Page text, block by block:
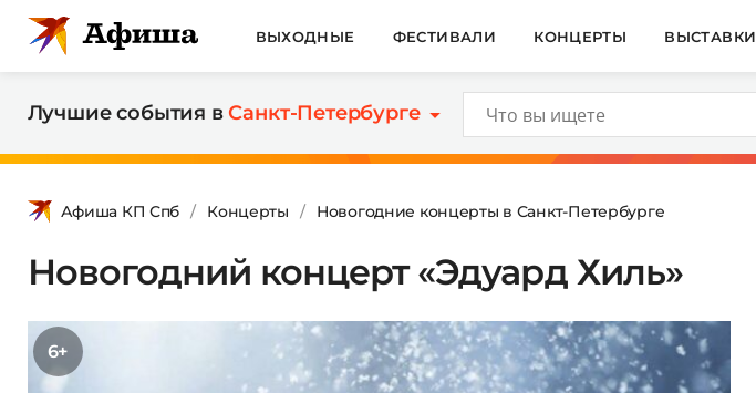
ВЫХОДНЫЕ ФЕСТИВАЛИ КОНЦЕРТЫ ВЫСТАВКИ
Лучшие события вСанкт-Петербурге
Афиша КП Спб Концерты Новогодние концерты в Санкт-Петербурге
Новогодний концерт «Эдуард Хиль»
6+